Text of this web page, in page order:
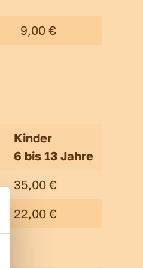
9,00 €
Kinder
6 bis 13 Jahre
35,00 €
22,00 €